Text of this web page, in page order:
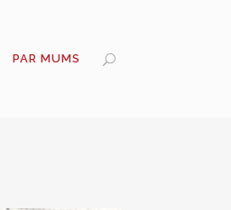
PAR MUMS